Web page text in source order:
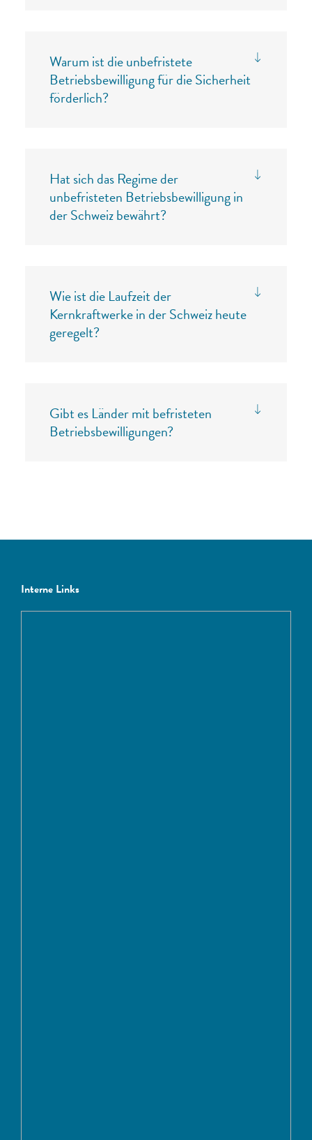
Warum ist die unbefristete
Betriebsbewilligung für die Sicherheit
förderlich?
Hat sich das Regime der
unbefristeten Betriebsbewilligung in
der Schweiz bewährt?
Wie ist die Laufzeit der
Kernkraftwerke in der Schweiz heute
geregelt?
Gibt es Länder mit befristeten
Betriebsbewilligungen?
Interne Links